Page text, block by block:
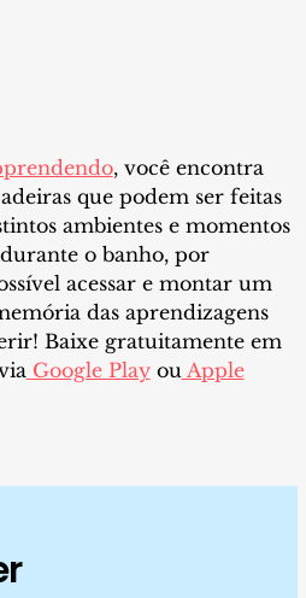
, você encontra
que podem ser feitas
ambientes e momentos
o banho, por
acessar e montar um
das aprendizagens
Baixe gratuitamente em
Google Playou Apple